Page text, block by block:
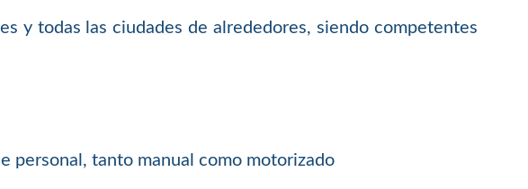
y todas las ciudades de alrededores, siendo competentes
personal, tanto manual como motorizado